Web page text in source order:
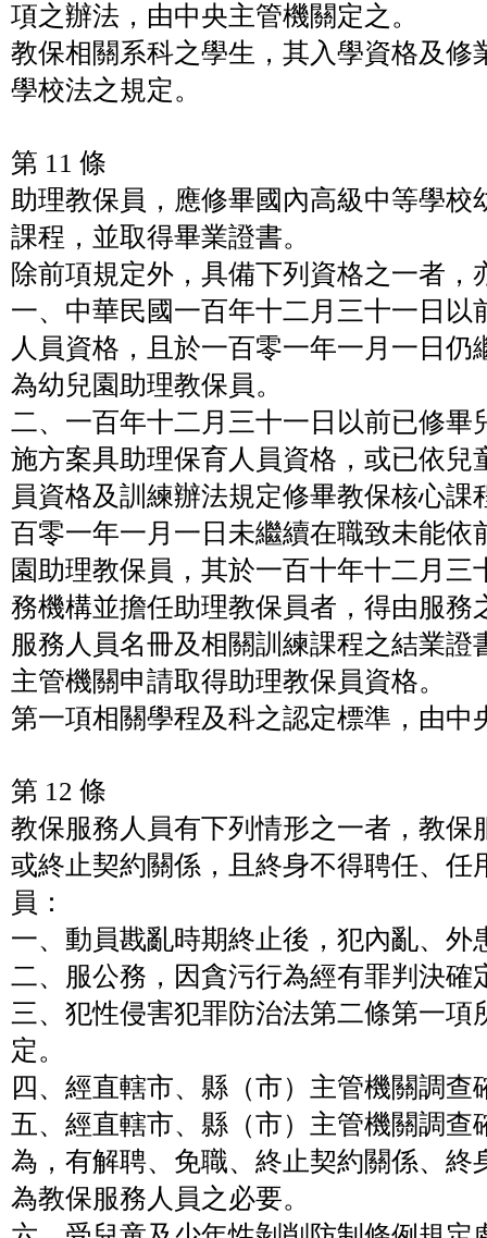
項之辦法，由中央主管機關定之。
教保相關系科之學生，其入學資格及修
學校法之規定。
第 11 條
助理教保員，應修畢國內高級中等學校
課程，並取得畢業證書。
除前項規定外，具備下列資格之一者，
一、中華民國一百年十二月三十一日以
人員資格，且於一百零一年一月一日
為幼兒園助理教保員。
二、一百年十二月三十一日以前已修畢
施方案具助理保育人員資格，或已依兒
員資格及訓練辦法規定修畢教保核心
百零一年一月一日未繼續在職致未能依
園助理教保員，其於一百十年十二月三
務機構並擔任助理教保員者，得由服務
服務人員名冊及相關訓練課程之結業證
主管機關申請取得助理教保員資格。
第一項相關學程及科之認定標準，由中
第 12 條
教保服務人員有下列情形之一者，教保
或終止契約關係，且終身不得聘任、任
員：
一、動員戡亂時期終止後，犯內亂、外
二、服公務，因貪污行為經有罪判決確
三、犯性侵害犯罪防治法第二條第一項
定。
四、經直轄市、縣（市）主管機關調查
五、經直轄市、縣（市）主管機關調查
為，有解聘、免職、終止契約關係、終
為教保服務人員之必要。